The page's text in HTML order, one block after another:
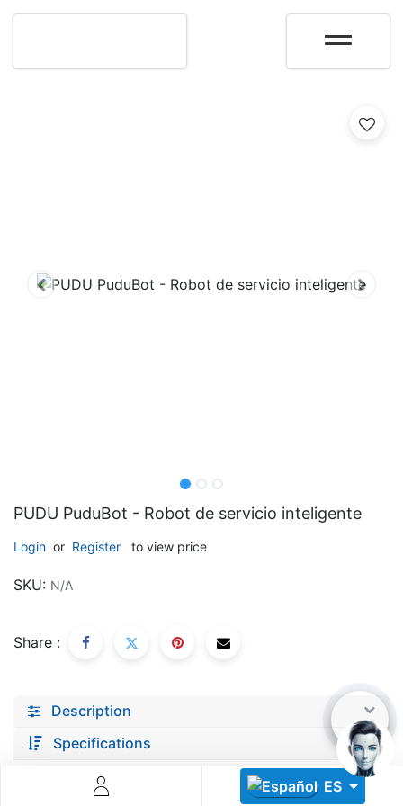
ES
PUDU PuduBot - Robot de servicio inteligente
Login or Register to view price
SKU: N/A
Share :
Description
Specifications
Platformă integrată pentru managementul flotei de roboți
soluție
Află mai mult